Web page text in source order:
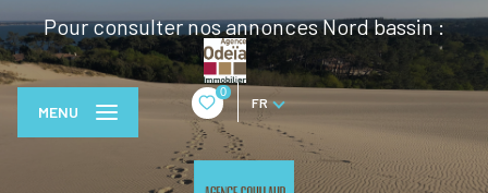
Pour consulter nos annonces Nord bassin :
0
FR
MENU